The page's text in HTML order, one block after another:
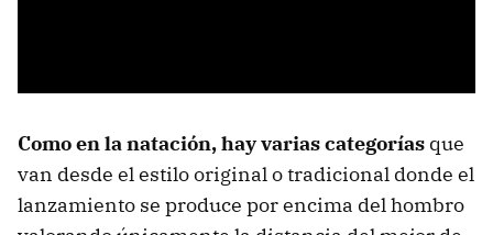
Como en la natación, hay varias categorías que
van desde el estilo original o tradicional donde el
lanzamiento se produce por encima del hombro